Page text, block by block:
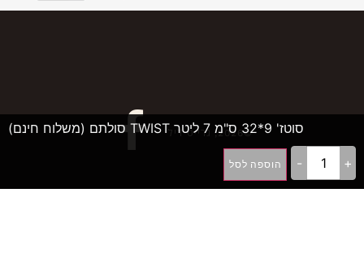
©2026, גרייט דיל סוטז' 9*32 ס"מ 7 ליטר TWIST סולתם (משלוח חינם)
+
- הוספה לסל